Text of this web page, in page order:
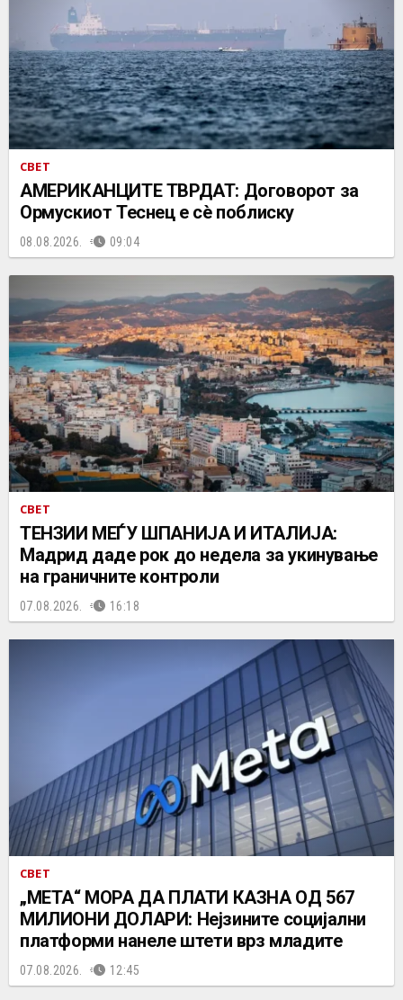
СВЕТ
АМЕРИКАНЦИТЕ ТВРДАТ: Договорот за
Ормускиот Теснец е сè поблиску
08.08.2026. 09:04
СВЕТ
ТЕНЗИИ МЕЃУ ШПАНИЈА И ИТАЛИЈА:
Мадрид даде рок до недела за укинување
на граничните контроли
07.08.2026. 16:18
СВЕТ
„МЕТА“ МОРА ДА ПЛАТИ КАЗНА ОД 567
МИЛИОНИ ДОЛАРИ: Нејзините социјални
платформи нанеле штети врз младите
07.08.2026. 12:45